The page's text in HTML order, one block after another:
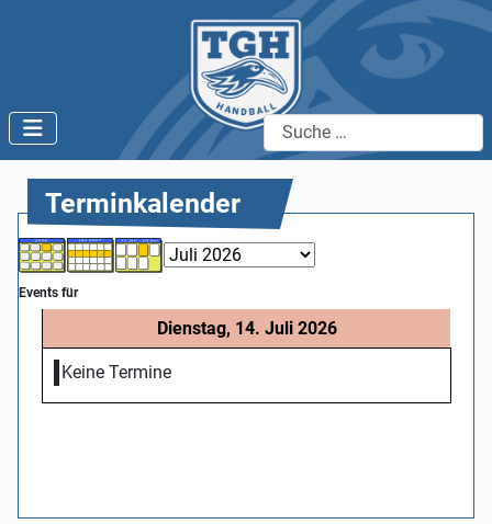
Suchen
Terminkalender
Events für
Dienstag, 14. Juli 2026
Keine Termine